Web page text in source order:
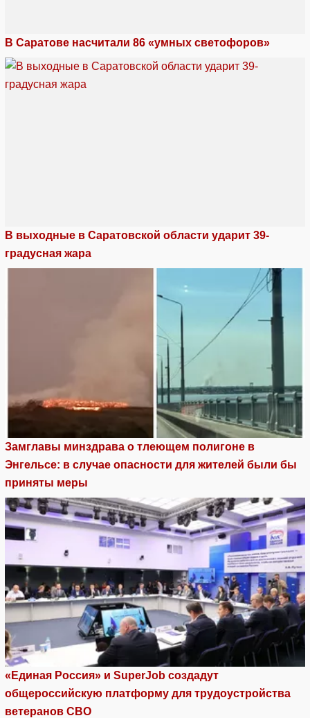
В Саратове насчитали 86 «умных светофоров»
В выходные в Саратовской области ударит 39-
градусная жара
Замглавы минздрава о тлеющем полигоне в
Энгельсе: в случае опасности для жителей были бы
приняты меры
«Единая Россия» и SuperJob создадут
общероссийскую платформу для трудоустройства
ветеранов СВО